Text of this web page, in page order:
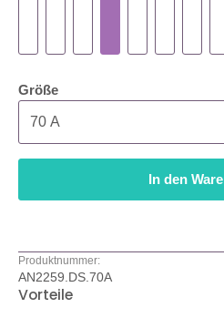
Größeauswählen
In den
Produktnummer:
AN2259.DS.70A
Vorteile